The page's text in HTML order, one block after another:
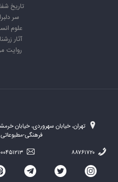
تاریخ
سر
علوم
آثار
روایت
تهران، خیابان سهروردی، خیابان
فرهنگی-مطبوعاتی